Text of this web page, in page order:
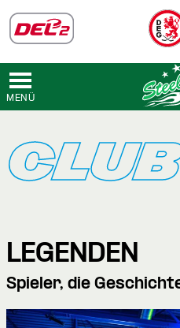
MENÜ
CLUB
LEGENDEN
Spieler, die